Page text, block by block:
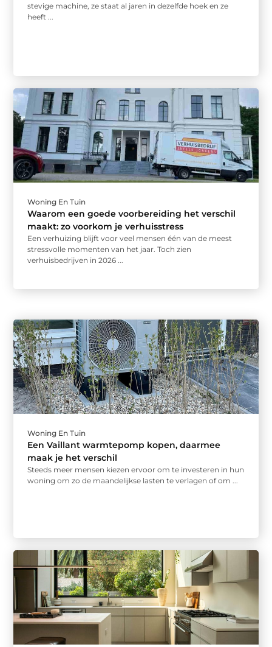
stevige machine, ze staat al jaren in dezelfde hoek en ze
heeft ...
Woning En Tuin
Waarom een goede voorbereiding het verschil
maakt: zo voorkom je verhuisstress
Een verhuizing blijft voor veel mensen één van de meest
stressvolle momenten van het jaar. Toch zien
verhuisbedrijven in 2026 ...
Woning En Tuin
Een Vaillant warmtepomp kopen, daarmee
maak je het verschil
Steeds meer mensen kiezen ervoor om te investeren in hun
woning om zo de maandelijkse lasten te verlagen of om ...